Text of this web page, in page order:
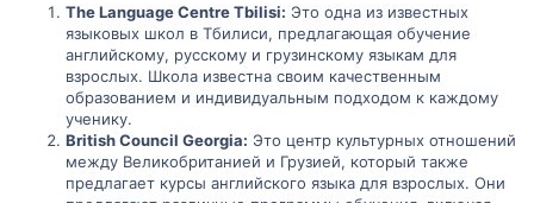
The Language Centre Tbilisi: Это одна из известных
языковых школ в Тбилиси, предлагающая обучение
английскому, русскому и грузинскому языкам для
взрослых. Школа известна своим качественным
образованием и индивидуальным подходом к каждому
ученику.
British Council Georgia: Это центр культурных отношений
между Великобританией и Грузией, который также
предлагает курсы английского языка для взрослых. Они